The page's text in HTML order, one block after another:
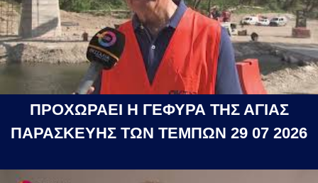
ΠΡΟΧΩΡΑΕΙ Η ΓΕΦΥΡΑ ΤΗΣ ΑΓΙΑΣ
ΠΑΡΑΣΚΕΥΗΣ ΤΩΝ ΤΕΜΠΩΝ 29 07 2026